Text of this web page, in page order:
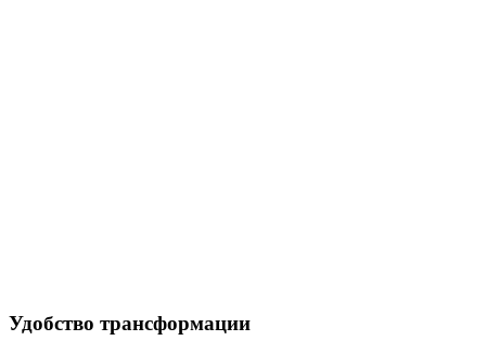
Удобство трансформации